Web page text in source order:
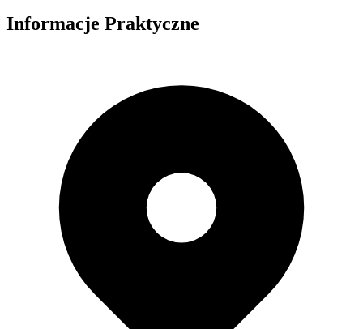
Informacje Praktyczne